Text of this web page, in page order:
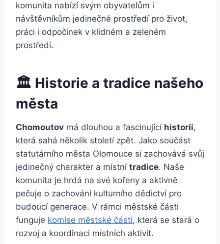
komunita nabízí svým obyvatelům i
návštěvníkům jedinečné prostředí pro život,
práci i odpočinek v klidném a zeleném
prostředí.
🏛️ Historie a tradice našeho
města
Chomoutov má dlouhou a fascinující historii,
která sahá několik století zpět. Jako součást
statutárního města Olomouce si zachovává svůj
jedinečný charakter a místní tradice. Naše
komunita je hrdá na své kořeny a aktivně
pečuje o zachování kulturního dědictví pro
budoucí generace. V rámci městské části
funguje komise městské části, která se stará o
rozvoj a koordinaci místních aktivit.